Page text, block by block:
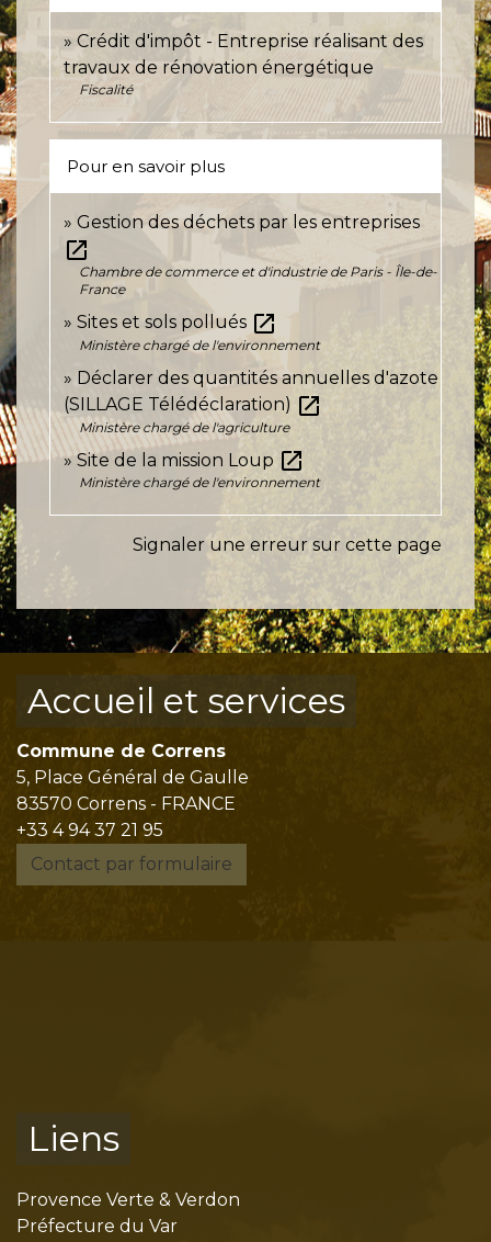
Crédit d'impôt - Entreprise réalisant des
travaux de rénovation énergétique
Fiscalité
Pour en savoir plus
Gestion des déchets par les entreprises
open_in_new
Chambre de commerce et d'industrie de Paris - Île-de-
France
Sites et sols pollués open_in_new
Ministère chargé de l'environnement
Déclarer des quantités annuelles d'azote
(SILLAGE Télédéclaration) open_in_new
Ministère chargé de l'agriculture
Site de la mission Loup open_in_new
Ministère chargé de l'environnement
Signaler une erreur sur cette page
Accueil et services
Commune de Correns
5, Place Général de Gaulle
83570 Correns - FRANCE
+33 4 94 37 21 95
Contact par formulaire
Liens
Provence Verte & Verdon
Préfecture du Var